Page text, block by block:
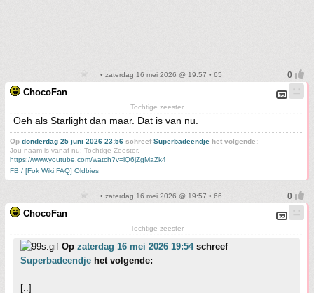
• zaterdag 16 mei 2026 @ 19:57 • 65
ChocoFan
Tochtige zeester
Oeh als Starlight dan maar. Dat is van nu.
Op donderdag 25 juni 2026 23:56 schreefSuperbadeendje het volgende:
Jou naam is vanaf nu: Tochtige Zeester.
https://www.youtube.com/watch?v=lQ6jZgMaZk4
FB / [Fok Wiki FAQ] Oldbies
• zaterdag 16 mei 2026 @ 19:57 • 66
ChocoFan
Tochtige zeester
Op zaterdag 16 mei 2026 19:54schreef
Superbadeendje het volgende:
[..]